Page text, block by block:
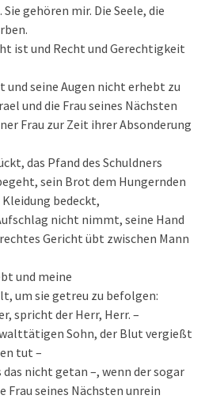
Sie gehören mir. Die Seele, die
ist und Recht und Gerechtigkeit
und seine Augen nicht erhebt zu
und die Frau seines Nächsten
Frau zur Zeit ihrer Absonderung
das Pfand des Schuldners
sein Brot dem Hungernden
bedeckt,
nicht nimmt, seine Hand
Gericht übt zwischen Mann
und meine
um sie getreu zu befolgen:
spricht der Herr, Herr. –
Sohn, der Blut vergießt
tut –
nicht getan –, wenn der sogar
Frau seines Nächsten unrein